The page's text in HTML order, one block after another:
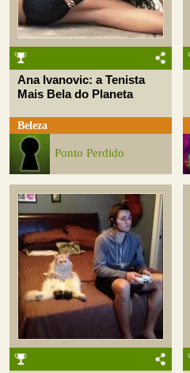
Ana Ivanovic: a Tenista
Mais Bela do Planeta
Beleza
Ponto Perdido